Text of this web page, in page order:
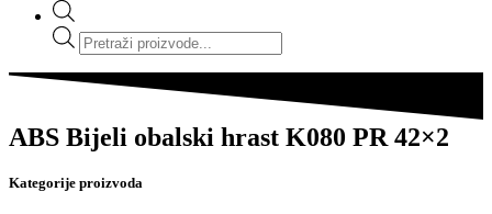
Products
search
ABS Bijeli obalski hrast K080 PR 42×2
Kategorije proizvoda